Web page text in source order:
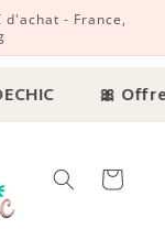
- France,
🎀 Offre
Panier